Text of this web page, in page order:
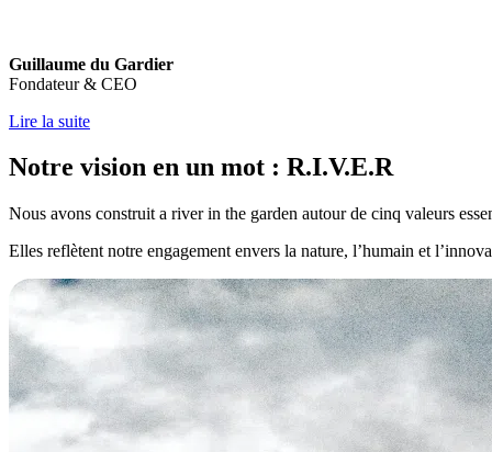
Guillaume du Gardier
Fondateur & CEO
Lire la suite
Notre vision en un mot : R.I.V.E.R
Nous avons construit a river in the garden autour de cinq valeurs
Elles reflètent notre engagement envers la nature, l’humain et